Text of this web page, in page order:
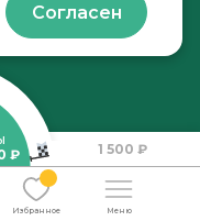
₽ 1 500 ₽
Избранное Меню
Согласен